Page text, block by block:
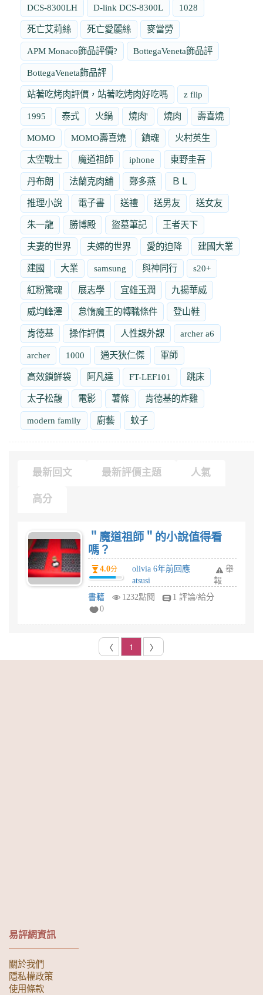
DCS-8300LH D-link DCS-8300L 1028
死亡艾莉絲 死亡愛麗絲 麥當勞
APM Monaco飾品評價? BottegaVeneta飾品評
BottegaVeneta飾品評
站著吃烤肉評價，站著吃烤肉好吃嗎 z flip
1995 泰式 火鍋 燒肉' 燒肉 壽喜燒
MOMO MOMO壽喜燒 鎮魂 火村英生
太空戰士 魔道祖師 iphone 東野圭吾
丹布朗 法蘭克肉舖 鄭多燕 ＢＬ
推理小說 電子書 送禮 送男友 送女友
朱一龍 勝博殿 盜墓筆記 王者天下
夫妻的世界 夫婦的世界 愛的迫降 建國大業
建國 大業 samsung 與神同行 s20+
紅粉驚魂 展志學 宜雄玉潤 九揚華威
威均峰澤 怠惰魔王的轉職條件 登山鞋
肯德基 操作評價 人性課外課 archer a6
archer 1000 通天狄仁傑 軍師
高效鎖鮮袋 阿凡達 FT-LEF101 跳床
太子松馥 電影 薯條 肯德基的炸雞
modern family 廚藝 蚊子
最新回文 最新評價主題 人氣
高分
＂魔道祖師＂的小說值得看
嗎？
4.0分
olivia 6年前回應
atsusi
舉
報
書籍
1232點閱
1 評論/給分
0
〈 1 〉
易評網資訊
關於我們
隱私權政策
使用條款